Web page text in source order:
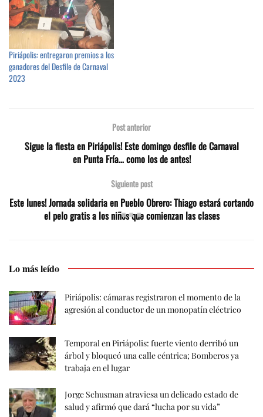
Piriápolis: entregaron premios a los
ganadores del Desfile de Carnaval
2023
Post anterior
Sigue la fiesta en Piriápolis! Este domingo desfile de Carnaval
en Punta Fría… como los de antes!
Siguiente post
Este lunes! Jornada solidaria en Pueblo Obrero: Thiago estará cortando
el pelo gratis a los niños que comienzan las clases
Lo más leído
Piriápolis: cámaras registraron el momento de la
agresión al conductor de un monopatín eléctrico
Temporal en Piriápolis: fuerte viento derribó un
árbol y bloqueó una calle céntrica; Bomberos ya
trabaja en el lugar
Jorge Schusman atraviesa un delicado estado de
salud y afirmó que dará “lucha por su vida”